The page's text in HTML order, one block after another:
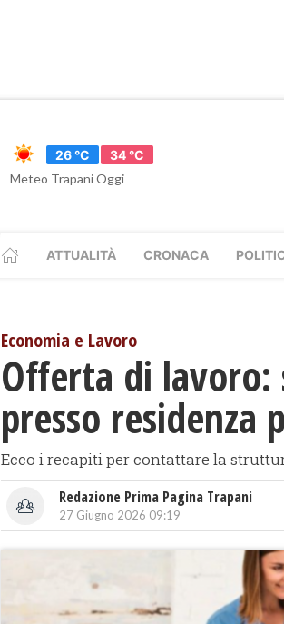
26 °C
34 °C
Meteo Trapani Oggi
ATTUALITÀ CRONACA
Economia e Lavoro
Offerta di lavoro:
presso residenza
Ecco i recapiti per contattare la
Redazione Prima Pagina Trapani
27 Giugno 2026 09:19